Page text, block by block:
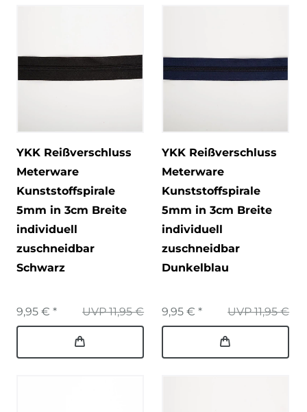
YKK Reißverschluss
Meterware
Kunststoffspirale
5mm in 3cm Breite
individuell
zuschneidbar
Schwarz
UVP 11,95 €
9,95 € *
YKK Reißverschluss
Meterware
Kunststoffspirale
5mm in 3cm Breite
individuell
zuschneidbar
Dunkelblau
UVP 11,95 €
9,95 € *